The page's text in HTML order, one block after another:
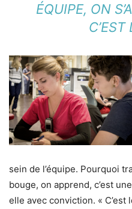
ÉQUIPE, ON
C’EST
sein de l’équipe. Pourquoi
bouge, on apprend, c’est
elle avec conviction. « C’est